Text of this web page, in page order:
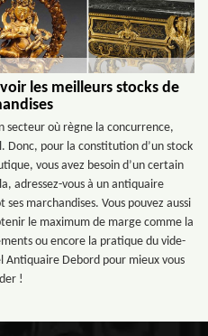
les meilleurs stocks de
secteur où règne la concurrence,
Donc, pour la constitution d’un stock
vous avez besoin d’un certain
adressez-vous à un antiquaire
marchandises. Vous pouvez aussi
le maximum de marge comme la
ou encore la pratique du vide-
Antiquaire Debord pour mieux vous
!